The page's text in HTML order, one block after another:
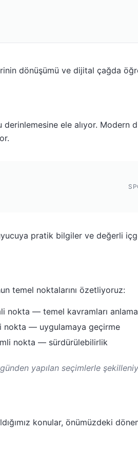
dönüşümü ve dijital çağda
derinlemesine ele alıyor. Modern
pratik bilgiler ve değerli
temel noktalarını özetliyoruz:
nokta — temel kavramları anlama
nokta — uygulamaya geçirme
nokta — sürdürülebilirlik
yapılan seçimlerle
konular, önümüzdeki